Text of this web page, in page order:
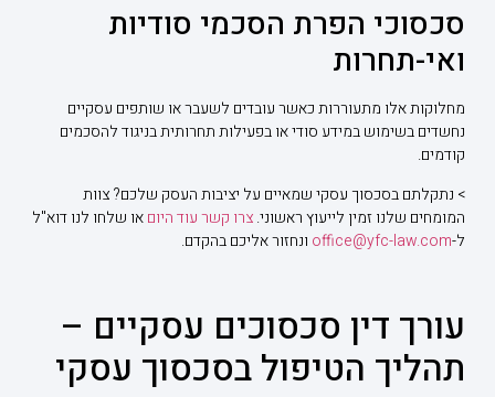
סכסוכי הפרת הסכמי סודיות
ואי-תחרות
מחלוקות אלו מתעוררות כאשר עובדים לשעבר או שותפים עסקיים
נחשדים בשימוש במידע סודי או בפעילות תחרותית בניגוד להסכמים
קודמים.
> נתקלתם בסכסוך עסקי שמאיים על יציבות העסק שלכם? צוות
המומחים שלנו זמין לייעוץ ראשוני.צרו קשר עוד היוםאו שלחו לנו דוא"ל
ל-office@yfc-law.com ונחזור אליכם בהקדם.
עורך דין סכסוכים עסקיים –
תהליך הטיפול בסכסוך עסקי